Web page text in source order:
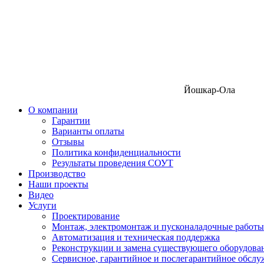
Йошкар-Ола
О компании
Гарантии
Варианты оплаты
Отзывы
Политика конфиденциальности
Результаты проведения СОУТ
Производство
Наши проекты
Видео
Услуги
Проектирование
Монтаж, электромонтаж и пусконаладочные работы
Автоматизация и техническая поддержка
Реконструкции и замена существующего
Сервисное, гарантийное и послегарантийное